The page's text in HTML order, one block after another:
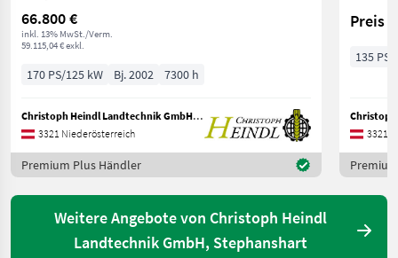
66.800 €
inkl. 13% MwSt./Verm.
59.115,04 € exkl.
170 PS/125 kW Bj. 2002 7300 h
Christoph Heindl Landtechnik GmbH, Stephanshart
3321 Niederösterreich
Premium Plus Händler
Preis
135 PS/
3321
Weitere Angebote von Christoph Heindl
Landtechnik GmbH, Stephanshart